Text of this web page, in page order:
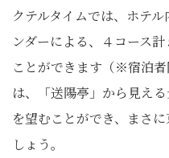
クテルタイムでは、ホテ
ンダーによる、４コース
ことができます（※宿泊
は、「送陽亭」から見え
を望むことができ、まさ
しょう。